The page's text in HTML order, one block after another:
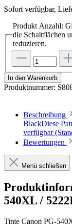
Sofort verfügbar,
Produkt Anzahl:
die Schaltflächen
reduzieren.
In den Warenkorb
Produktnummer:
Beschreibung
BlackDiese
verfügbar
Bewertungen
Menü schließen
540XL /
Tinte Canon PG-